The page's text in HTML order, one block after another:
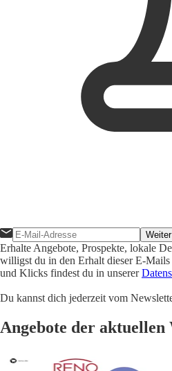
Weiter
Erhalte Angebote, Prospekte, lokale
willigst du in den Erhalt dieser E-
und Klicks findest du in unserer
Du kannst dich jederzeit vom
Angebote der aktuellen